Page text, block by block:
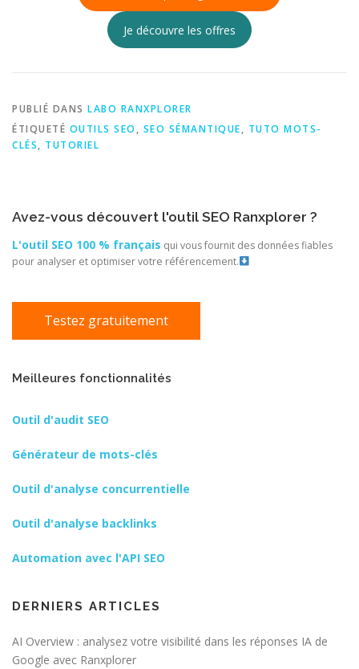
Je découvre les offres
PUBLIÉ DANS LABO RANXPLORER
ÉTIQUETÉ OUTILS SEO , SEO SÉMANTIQUE, TUTO MOTS-
CLÉS, TUTORIEL
Avez-vous découvert l'outil SEO Ranxplorer ?
L'outil SEO 100 % français qui vous fournit des données fiables
pour analyser et optimiser votre référencement.
Testez gratuitement
Meilleures fonctionnalités
Outil d'audit SEO
Générateur de mots-clés
Outil d'analyse concurrentielle
Outil d'analyse backlinks
Automation avec l'API SEO
DERNIERS ARTICLES
AI Overview : analysez votre visibilité dans les réponses IA de
Google avec Ranxplorer